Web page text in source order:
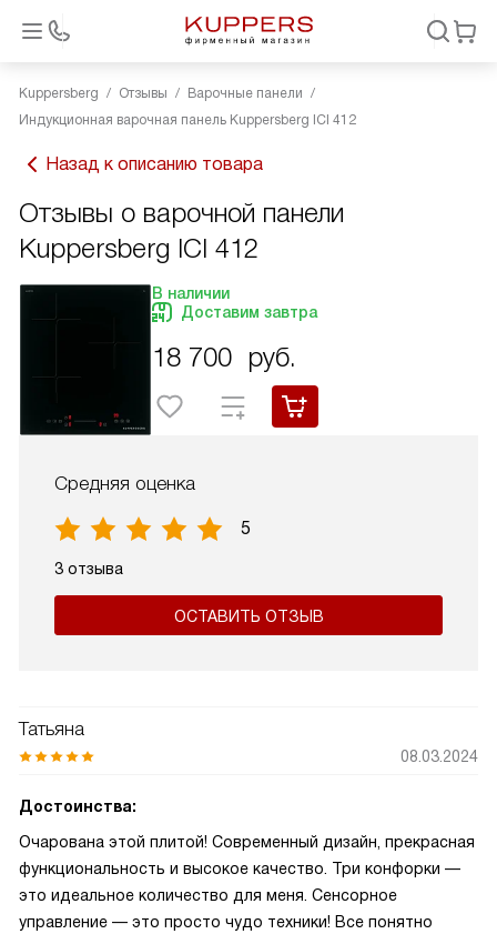
Kuppersberg Отзывы
Варочные панели
Индукционная варочная панель Kuppersberg ICI 412
Назад к описанию товара
Отзывы о варочной панели
Kuppersberg ICI 412
В наличии
Доставим завтра
18 700 руб.
Средняя оценка
5
3 отзыва
ОСТАВИТЬ ОТЗЫВ
Татьяна
08.03.2024
Достоинства:
Очарована этой плитой! Современный дизайн, прекрасная
функциональность и высокое качество. Три конфорки —
это идеальное количество для меня. Сенсорное
управление — это просто чудо техники! Все понятно